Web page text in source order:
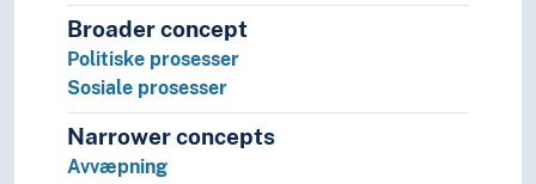
Statsvitenskap
Allianser (Statsvitenskap)
Eksepsjonalisme
Folkeavstemning
Folkevilje
Forvaltning
Broader concept
Politiske prosesser
Sosiale prosesser
Narrower concepts
Avvæpning